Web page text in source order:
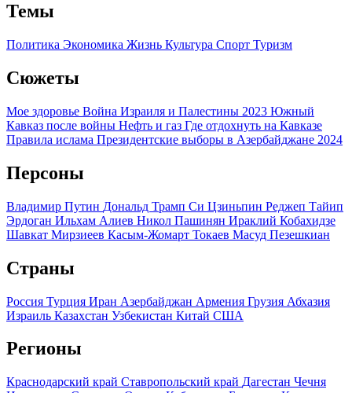
Темы
Политика Экономика Жизнь Культура Спорт Туризм
Сюжеты
Мое здоровье Война Израиля и Палестины 2023 Южный
Кавказ после войны Нефть и газ Где отдохнуть на Кавказе
Правила ислама Президентские выборы в Азербайджане 2024
Персоны
Владимир Путин Дональд Трамп Си Цзиньпин Реджеп Тайип
Эрдоган Ильхам Алиев Никол Пашинян Ираклий Кобахидзе
Шавкат Мирзиеев Касым-Жомарт Токаев Масуд Пезешкиан
Страны
Россия Турция Иран Азербайджан Армения Грузия Абхазия
Израиль Казахстан Узбекистан Китай США
Регионы
Краснодарский край Ставропольский край Дагестан Чечня